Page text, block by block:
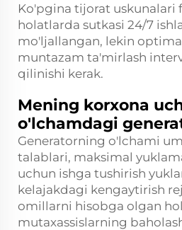
Ko'pgina tijorat uskunalari
holatlarda sutkasi 24/7
mo'ljallangan, lekin
muntazam ta'mirlash
qilinishi kerak.
Mening korxona
o'lchamdagi
Generatorning o'lchami
talablari, maksimal
uchun ishga tushirish
kelajakdagi kengaytirish
omillarni hisobga olgan
mutaxassislarning